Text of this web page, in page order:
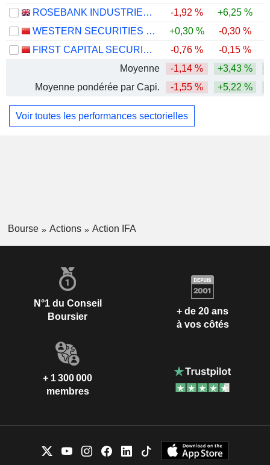
ROSEBANK INDUSTRIES PLC
-1,92 % +6,25 %
WESTERN SECURITIES CO.,LTD.
+0,30 % -0,30 %
FIRST CAPITAL SECURITIES CO., LTD.
-0,76 % -0,15 %
Moyenne
-1,14 % +3,43 %
Moyenne pondérée par Capi.
-1,55 % +5,22 %
Voir toutes les performances sectorielles
Bourse Actions Action IFA
N°1 du Conseil
Boursier
+ de 20 ans
à vos côtés
+ 1 300 000
membres